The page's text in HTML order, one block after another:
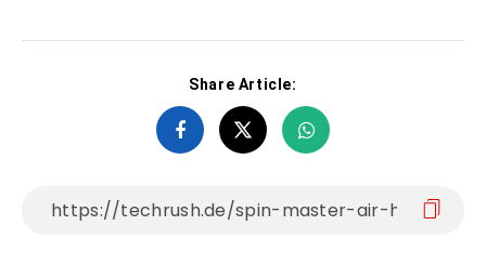
Share Article: